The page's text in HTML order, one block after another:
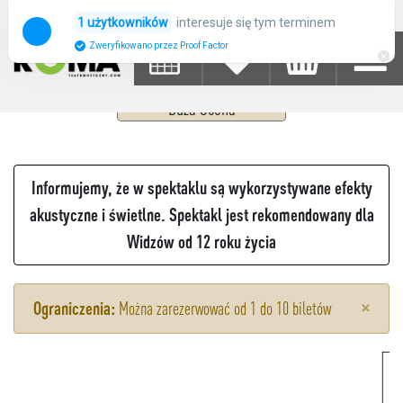
WICKED
29 PAŹDZIERNIK 2026
19:00 - 22:00
Duża Scena
Informujemy, że w spektaklu są wykorzystywane efekty
akustyczne i świetlne. Spektakl jest rekomendowany dla
Widzów od 12 roku życia
Ograniczenia: Można zarezerwować od 1 do 10 biletów ×
1 użytkowników interesuje się tym terminem
Zweryfikowano przez Proof Factor